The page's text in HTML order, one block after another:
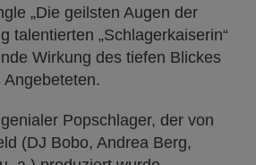
„Die geilsten Augen der
talentierten „Schlagerkaiserin“
Wirkung des tiefen Blickes
Angebeteten.
Popschlager, der von
(DJ Bobo, Andrea Berg,